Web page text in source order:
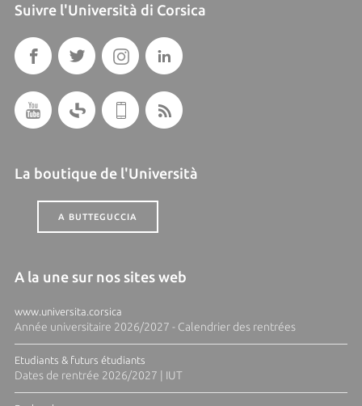
Suivre l'Università di Corsica
La boutique de l'Università
A BUTTEGUCCIA
A la une sur nos sites web
www.universita.corsica
Année universitaire 2026/2027 - Calendrier des rentrées
Etudiants & futurs étudiants
Dates de rentrée 2026/2027 | IUT